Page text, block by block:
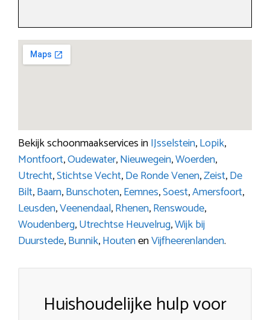
Bekijk schoonmaakservices inIJsselstein,Lopik,
Montfoort,Oudewater,Nieuwegein,Woerden,
Utrecht,Stichtse Vecht,De Ronde Venen,Zeist,De
Bilt,Baarn,Bunschoten,Eemnes,Soest,Amersfoort,
Leusden,Veenendaal,Rhenen,Renswoude,
Woudenberg,Utrechtse Heuvelrug,Wijk bij
Duurstede,Bunnik,HoutenenVijfheerenlanden.
Huishoudelijke hulp voor